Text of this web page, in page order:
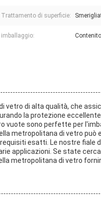
Trattamento di superficie:
imballaggio:
di alta qualità, che
la protezione
vuote sono perfette per
metropolitana di vetro
esatti. Le nostre fiale
applicazioni. Se state
metropolitana di vetro